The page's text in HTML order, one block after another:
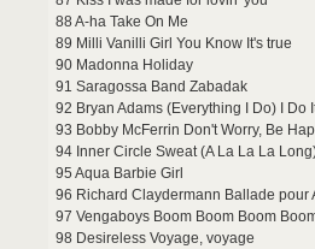
88 A-ha Take On Me
89 Milli Vanilli Girl You Know It's true
90 Madonna Holiday
91 Saragossa Band Zabadak
92 Bryan Adams (Everything I Do) I Do
93 Bobby McFerrin Don't Worry, Be
94 Inner Circle Sweat (A La La La
95 Aqua Barbie Girl
96 Richard Claydermann Ballade pour
97 Vengaboys Boom Boom Boom
98 Desireless Voyage, voyage